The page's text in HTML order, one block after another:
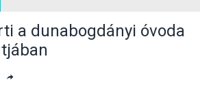
a dunabogdányi óvoda